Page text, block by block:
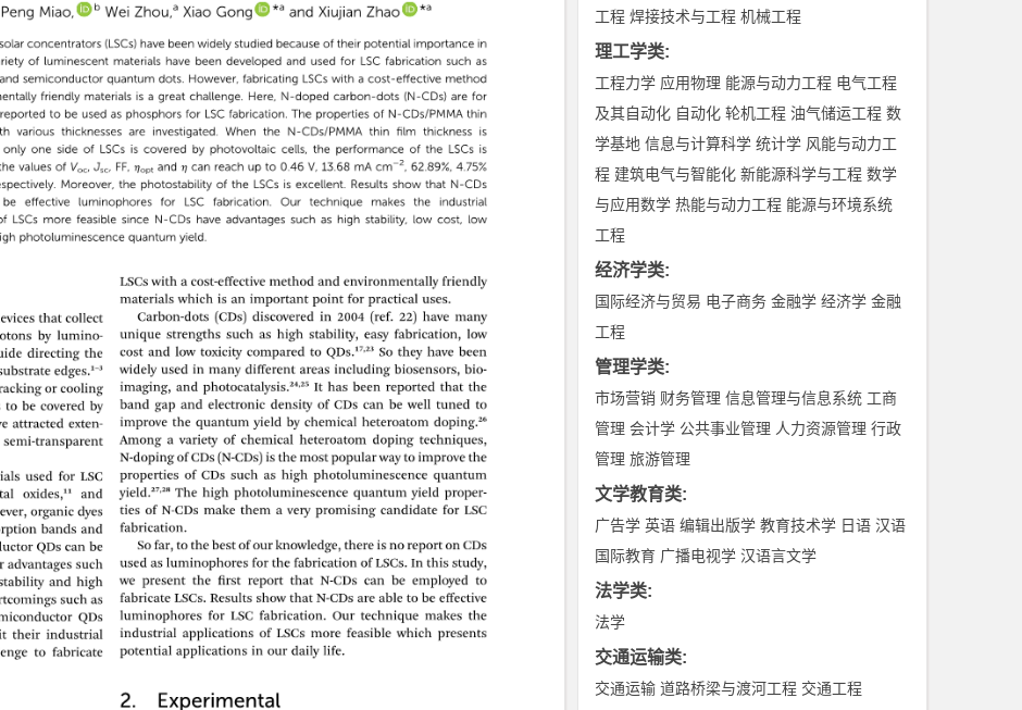
工程 焊接技术与工程 机械工程
理工学类:
工程力学 应用物理 能源与动力工程 电气工程
及其自动化 自动化 轮机工程 油气储运工程 数
学基地 信息与计算科学 统计学 风能与动力工
程 建筑电气与智能化 新能源科学与工程 数学
与应用数学 热能与动力工程 能源与环境系统
工程
经济学类:
国际经济与贸易 电子商务 金融学 经济学 金融
工程
管理学类:
市场营销 财务管理 信息管理与信息系统 工商
管理 会计学 公共事业管理 人力资源管理 行政
管理 旅游管理
文学教育类:
广告学 英语 编辑出版学 教育技术学 日语 汉语
国际教育 广播电视学 汉语言文学
法学类:
法学
交通运输类:
交通运输 道路桥梁与渡河工程 交通工程